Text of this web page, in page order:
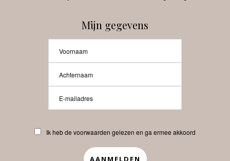
Beauty-Pro.nl
Abonneren Contact
Mijn gegevens
Ik heb de voorwaarden gelezen en ga ermee akkoord